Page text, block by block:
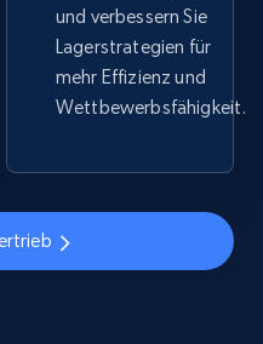
by shop url
Jetzt anfangen
und verbessern Sie
Lagerstrategien für
mehr Effizienz und
Wettbewerbsfähigkeit.